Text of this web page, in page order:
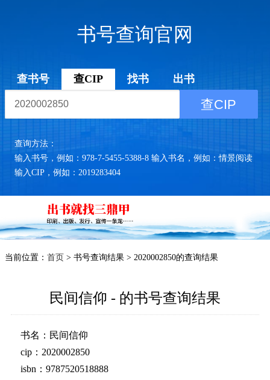
书号查询官网
查书号 查CIP 找书 出书
查CIP
查询方法：
输入书号，例如：978-7-5455-5388-8 输入书名，例如：情景阅读
输入CIP，例如：2019283404
当前位置： 首页 > 书号查询结果 > 2020002850的查询结果
民间信仰 - 的书号查询结果
书名：民间信仰
cip：2020002850
isbn：9787520518888